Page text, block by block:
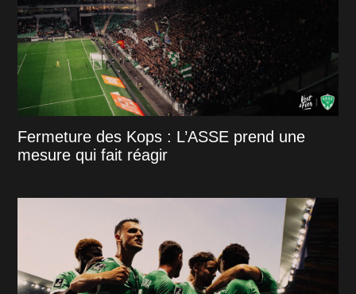
Fermeture des Kops : L’ASSE prend une
mesure qui fait réagir